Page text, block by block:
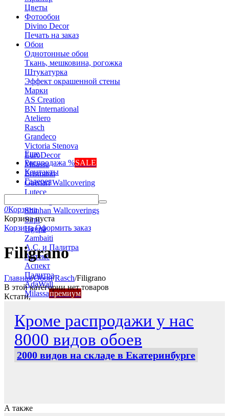
Цветы
Фотообои
Divino Decor
Печать на заказ
Обои
Однотонные обои
Ткань, мешковина, рогожка
Штукатурка
Эффект окрашенной стены
Марки
AS Creation
BN International
Ateliero
Rasch
Grandeco
Victoria Stenova
EuroDecor
Milassa
Erismann
Gaenari Wallcovering
Lutece
Shinhan Wallcoverings
Sirpi
Ugepa
Zambaiti
А.С. и Палитра
Артекс
Аспект
Палитра
AdaWall
Milassaпремиум
Еще
Распродажа %SALE
Контакты
Галерея
0Корзина
Корзина пуста
Корзина Оформить заказ
Filigrano
Главная/Обои/Rasch/Filigrano
В этой категории нет товаров
Кстати,
Кроме распродажи у нас
8000 видов обоев
2000 видов на складе в Екатеринбурге
А также